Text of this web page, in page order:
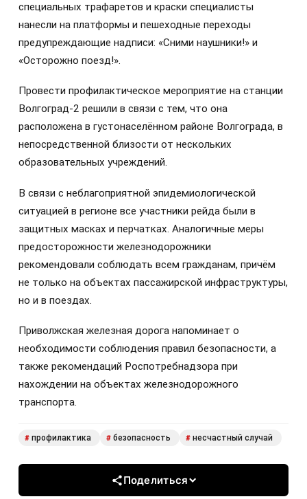
специальных трафаретов и краски специалисты
нанесли на платформы и пешеходные переходы
предупреждающие надписи: «Сними наушники!» и
«Осторожно поезд!».
Провести профилактическое мероприятие на станции
Волгоград-2 решили в связи с тем, что она
расположена в густонаселённом районе Волгограда, в
непосредственной близости от нескольких
образовательных учреждений.
В связи с неблагоприятной эпидемиологической
ситуацией в регионе все участники рейда были в
защитных масках и перчатках. Аналогичные меры
предосторожности железнодорожники
рекомендовали соблюдать всем гражданам, причём
не только на объектах пассажирской инфраструктуры,
но и в поездах.
Приволжская железная дорога напоминает о
необходимости соблюдения правил безопасности, а
также рекомендаций Роспотребнадзора при
нахождении на объектах железнодорожного
транспорта.
# профилактика # безопасность # несчастный случай
Поделиться